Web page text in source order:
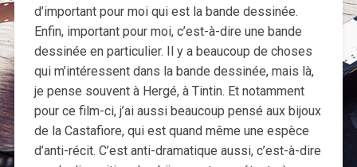
d’important pour moi qui est la bande dessinée.
Enfin, important pour moi, c’est-à-dire une bande
dessinée en particulier. Il y a beaucoup de choses
qui m’intéressent dans la bande dessinée, mais là,
je pense souvent à Hergé, à Tintin. Et notamment
pour ce film-ci, j’ai aussi beaucoup pensé aux bijoux
de la Castafiore, qui est quand même une espèce
d’anti-récit. C’est anti-dramatique aussi, c’est-à-dire